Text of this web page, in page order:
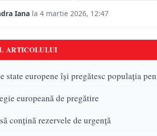
Iana la 4 martie 2026, 12:47
ARTICOLULUI
state europene își pregătesc populația
europeană de pregătire
conțină rezervele de urgență